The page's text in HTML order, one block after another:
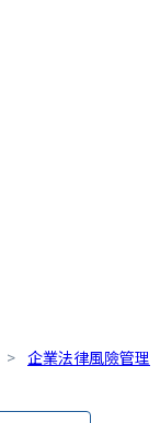
> 企業法律風險管理